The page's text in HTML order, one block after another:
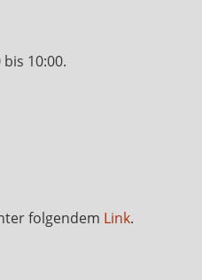
10:00.
folgendem Link.